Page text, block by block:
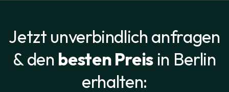
Jetzt unverbindlich anfragen
& den besten Preis in Berlin
erhalten: